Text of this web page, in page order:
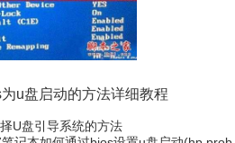
U盘引导系统的方法